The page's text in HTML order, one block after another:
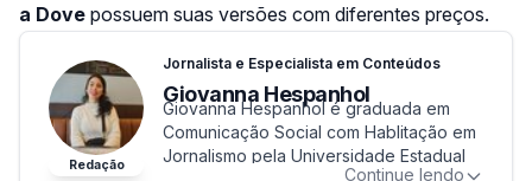
a Dove possuem suas versões com diferentes preços.
Redação
Jornalista e Especialista em Conteúdos
Giovanna Hespanhol
Giovanna Hespanhol é graduada em
Comunicação Social com Hablitação em
Jornalismo pela Universidade Estadual
Continue lendo